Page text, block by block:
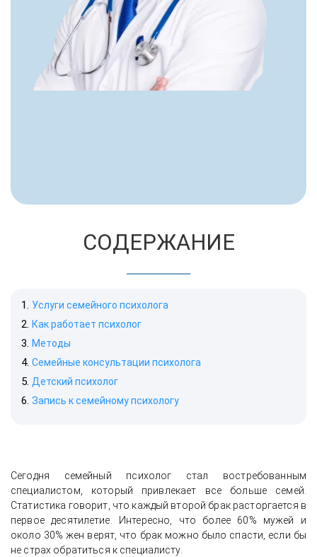
СОДЕРЖАНИЕ
Услуги семейного психолога
Как работает психолог
Методы
Семейные консультации психолога
Детский психолог
Запись к семейному психологу
Сегодня семейный психолог стал востребованным
специалистом, который привлекает все больше семей.
Статистика говорит, что каждый второй брак расторгается в
первое десятилетие. Интересно, что более 60% мужей и
около 30% жен верят, что брак можно было спасти, если бы
не страх обратиться к специалисту.